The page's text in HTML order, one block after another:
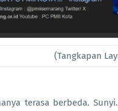
(Tangkapan
terasa berbeda.